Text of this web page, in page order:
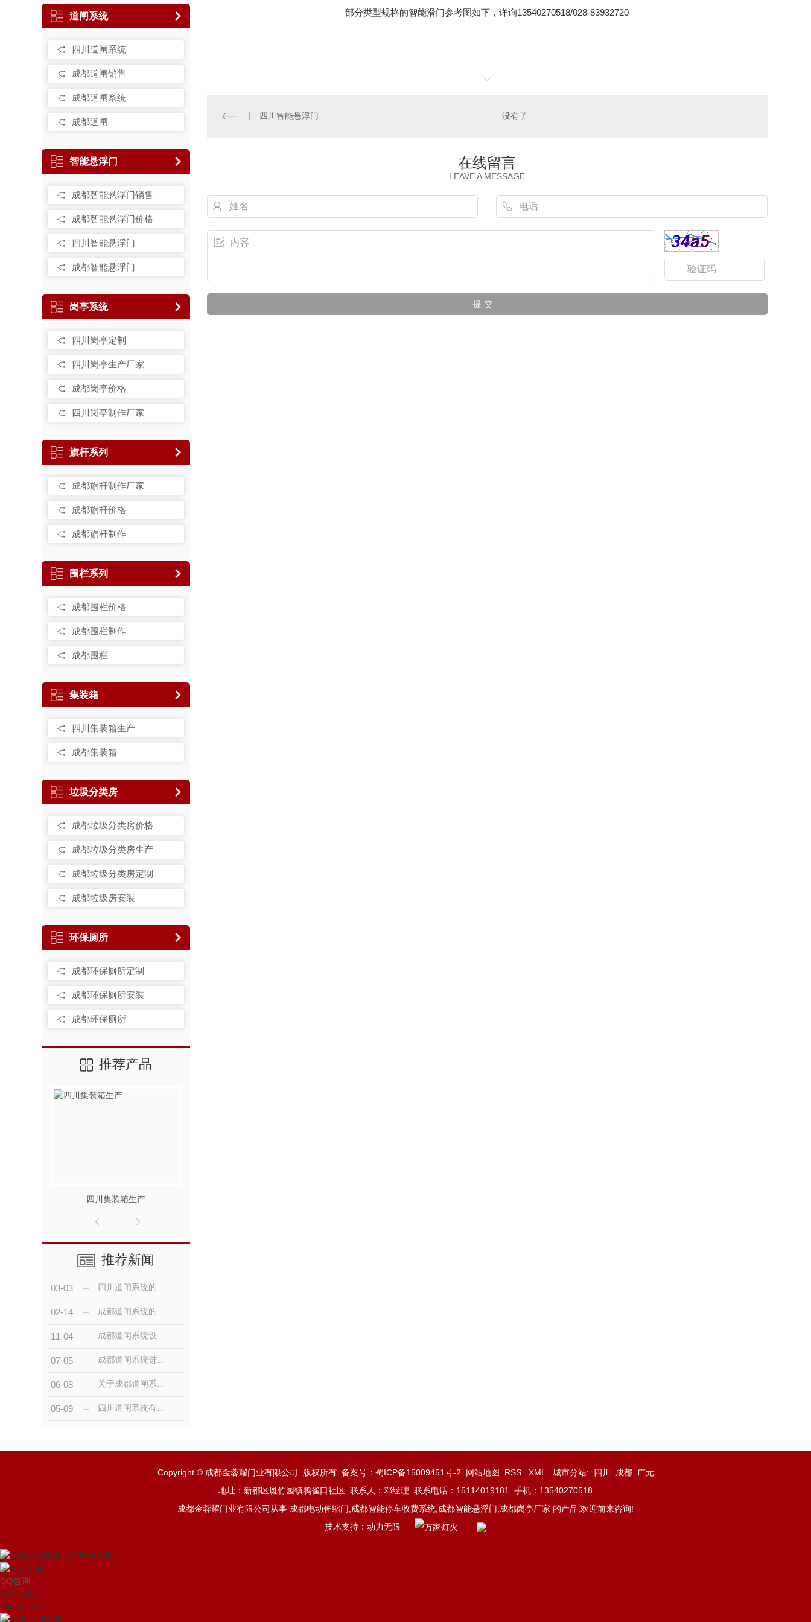
道闸系统
四川道闸系统
成都道闸销售
成都道闸系统
成都道闸
智能悬浮门
成都智能悬浮门销售
成都智能悬浮门价格
四川智能悬浮门
成都智能悬浮门
岗亭系统
四川岗亭定制
四川岗亭生产厂家
成都岗亭价格
四川岗亭制作厂家
旗杆系列
成都旗杆制作厂家
成都旗杆价格
成都旗杆制作
围栏系列
成都围栏价格
成都围栏制作
成都围栏
集装箱
四川集装箱生产
成都集装箱
垃圾分类房
成都垃圾分类房价格
成都垃圾分类房生产
成都垃圾分类房定制
成都垃圾房安装
环保厕所
成都环保厕所定制
成都环保厕所安装
成都环保厕所
推荐产品
四川集装箱生产
推荐新闻
03-03
02-14
11-04
07-05
06-08
05-09
部分类型规格的智能滑门参考图如下，详询13540270518/028-83932720
四川智能悬浮门 没有了
在线留言
LEAVE A MESSAGE
Copyright © 成都金蓉耀门业有限公司 版权所有 备案号： 蜀ICP备15009451号-2 网站地图 RSS XML 城市分站: 四川 成都
广元
地址：新都区斑竹园镇鸦雀口社区 联系人：邓经理 联系电话：15114019181 手机：13540270518
成都金蓉耀门业有限公司从事 成都电动伸缩门,成都智能停车收费系统,成都智能悬浮门,成都岗亭厂家 的产品,欢迎前来咨询!
技术支持： 动力无限
点击联系客服
QQ咨询
咨询热线：
13540270518
扫一扫